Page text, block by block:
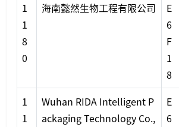
1
1
8
0
海南懿然生物工程有限公司
E
6
F
1
8
1
1
Wuhan RIDA Intelligent P
ackaging Technology Co.,
E
6